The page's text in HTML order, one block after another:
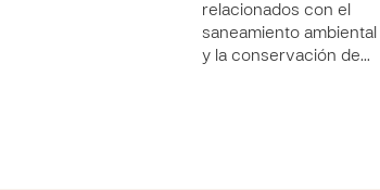
relacionados con el
saneamiento ambiental
y la conservación de…